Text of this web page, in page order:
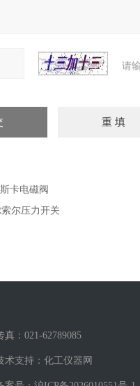
请
卡电磁阀
尔压力开关
真：021-62789085
术支持： 化工仪器网